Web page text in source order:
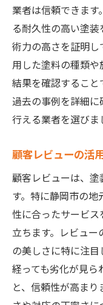
業者は信頼できます
る耐久性の高い塗
術力の高さを証明
用した塗料の種類
結果を確認すること
過去の事例を詳細
行える業者を選びま
顧客レビューの活
顧客レビューは、
す。特に静岡市の
性に合ったサービ
立ちます。レビュー
の美しさに特に注
経っても劣化が見ら
と、信頼性が高ま